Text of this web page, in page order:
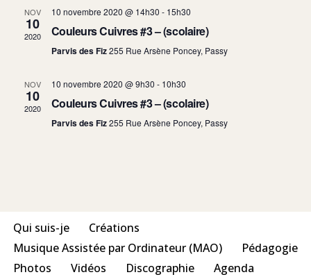
NOV
10
2020
10 novembre 2020 @ 14h30 - 15h30
Couleurs Cuivres #3 – (scolaire)
Parvis des Fiz255 Rue Arsène Poncey, Passy
NOV
10
2020
10 novembre 2020 @ 9h30 - 10h30
Couleurs Cuivres #3 – (scolaire)
Parvis des Fiz255 Rue Arsène Poncey, Passy
Qui suis-je
Créations
Musique Assistée par Ordinateur (MAO)
Pédagogie
Photos
Vidéos Discographie Agenda